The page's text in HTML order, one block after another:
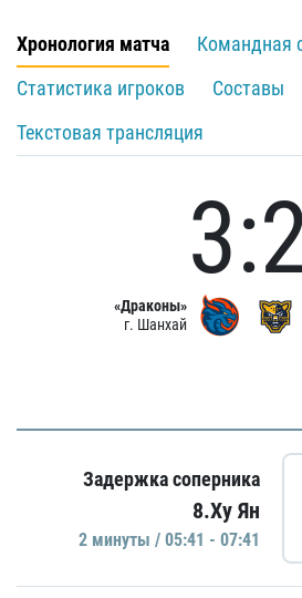
Хронология матча
Командная
Статистика игроков
Составы
Текстовая трансляция
«Драконы»
г. Шанхай
Задержка соперника
8.Ху Ян
2 минуты / 05:41 - 07:41